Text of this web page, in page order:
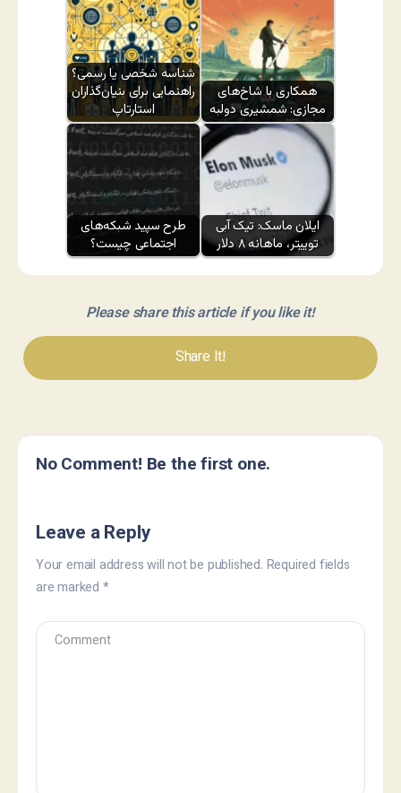
شناسه شخصی یا رسمی؟
راهنمایی برای بنیان‌گذاران
استارتاپ
همکاری با شاخ‌های
مجازی: شمشیری دولبه
طرح سپید شبکه‌های
اجتماعی چیست؟
ایلان ماسک: تیک آبی
توییتر، ماهانه ۸ دلار
Please share this article if you like it!
Share It!
No Comment! Be the first one.
Leave a Reply
Your email address will not be published. Required fields
are marked *